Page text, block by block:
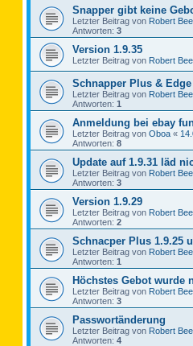
Snapper gibt keine
Letzter Beitrag von Robert
Antworten: 3
Version 1.9.35
Letzter Beitrag von Robert
Schnapper Plus & Edge
Letzter Beitrag von Robert
Antworten: 1
Anmeldung bei ebay
Letzter Beitrag von Oboa «
Antworten: 8
Update auf 1.9.31 läd
Letzter Beitrag von Robert
Antworten: 3
Version 1.9.29
Letzter Beitrag von Robert
Antworten: 2
Schnacper Plus 1.9.25
Letzter Beitrag von Robert
Antworten: 1
Höchstes Gebot wurde
Letzter Beitrag von Robert
Antworten: 3
Passwortänderung
Letzter Beitrag von Robert
Antworten: 4